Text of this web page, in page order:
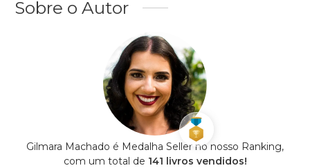
Sobre o Autor
Gilmara Machado é Medalha Seller no nosso Ranking,
com um total de 141 livros vendidos!